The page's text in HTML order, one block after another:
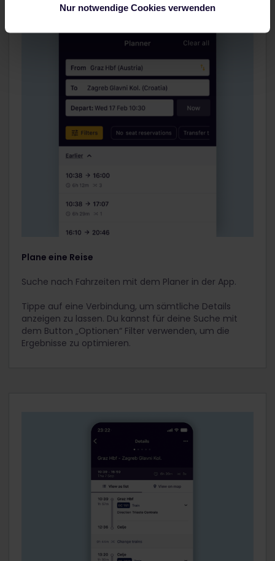
Nur notwendige Cookies verwenden
Plane eine Reise
Suche nach Fahrzeiten mit dem Planer in der App.
Tippe auf eine Verbindung, um sämtliche Details
anzeigen zu lassen. Du kannst für deine Suche mit
dem Button „Optionen“ Filter verwenden, um die
Ergebnisse zu optimieren.